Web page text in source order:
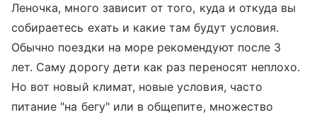
Леночка, много зависит от того, куда и откуда вы
собираетесь ехать и какие там будут условия.
Обычно поездки на море рекомендуют после 3
лет. Саму дорогу дети как раз переносят неплохо.
Но вот новый климат, новые условия, часто
питание "на бегу" или в общепите, множество